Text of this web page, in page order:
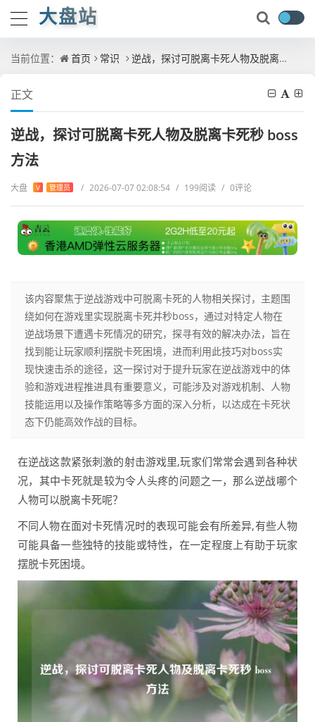
大盘站
当前位置： 首页 常识 逆战，探讨可脱离卡死人物及脱离卡死秒 boss 方法
正文
逆战，探讨可脱离卡死人物及脱离卡死秒 boss
方法
大盘 V 管理员 / 2026-07-07 02:08:54 / 199阅读 / 0评论
该内容聚焦于逆战游戏中可脱离卡死的人物相关探讨，主题围
绕如何在游戏里实现脱离卡死并秒boss，通过对特定人物在
逆战场景下遭遇卡死情况的研究，探寻有效的解决办法，旨在
找到能让玩家顺利摆脱卡死困境，进而利用此技巧对boss实
现快速击杀的途径，这一探讨对于提升玩家在逆战游戏中的体
验和游戏进程推进具有重要意义，可能涉及对游戏机制、人物
技能运用以及操作策略等多方面的深入分析，以达成在卡死状
态下仍能高效作战的目标。
在逆战这款紧张刺激的射击游戏里,玩家们常常会遇到各种状
况，其中卡死就是较为令人头疼的问题之一，那么逆战哪个
人物可以脱离卡死呢？
不同人物在面对卡死情况时的表现可能会有所差异,有些人物
可能具备一些独特的技能或特性，在一定程度上有助于玩家
摆脱卡死困境。